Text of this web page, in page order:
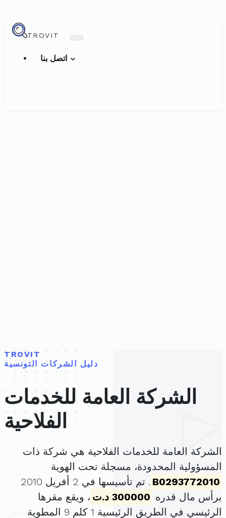
TROVIT
TROVIT
دليل الشركات التونسية
الشركة العامة للخدمات
الفلاحية
الشركة العامة للخدمات الفلاحية هي شركة ذات
المسؤولية المحدودة، مسجلة تحت الهوية
B0293772010
. تم تأسيسها في 2 أفريل 2010
برأس مال قدره 300000 د.ت
، ويقع مقرها
الرئيسي في الطريق الرئيسية 1 كلم 9 المطوية